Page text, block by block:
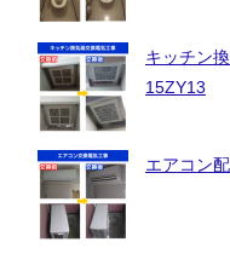
キッチン
15ZY13
エアコン